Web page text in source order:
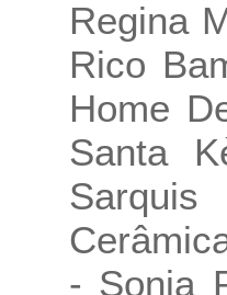
Regina
Rico
Home
Santa
- Sonia